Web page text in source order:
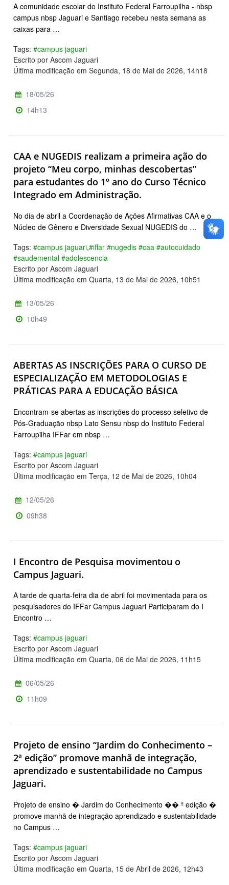
A comunidade escolar do Instituto Federal Farroupilha - nbsp
campus nbsp Jaguari e Santiago recebeu nesta semana as
caixas para …
Tags: #campus jaguari
Escrito por Ascom Jaguari
Última modificação em Segunda, 18 de Mai de 2026, 14h18
18/05/26
14h13
CAA e NUGEDIS realizam a primeira ação do
projeto “Meu corpo, minhas descobertas”
para estudantes do 1º ano do Curso Técnico
Integrado em Administração.
No dia de abril a Coordenação de Ações Afirmativas CAA e o
Núcleo de Gênero e Diversidade Sexual NUGEDIS do …
Tags: #campus jaguari,#iffar #nugedis #caa #autocuidado
#saudemental #adolescencia
Escrito por Ascom Jaguari
Última modificação em Quarta, 13 de Mai de 2026, 10h51
13/05/26
10h49
ABERTAS AS INSCRIÇÕES PARA O CURSO DE
ESPECIALIZAÇÃO EM METODOLOGIAS E
PRÁTICAS PARA A EDUCAÇÃO BÁSICA
Encontram-se abertas as inscrições do processo seletivo de
Pós-Graduação nbsp Lato Sensu nbsp do Instituto Federal
Farroupilha IFFar em nbsp …
Tags: #campus jaguari
Escrito por Ascom Jaguari
Última modificação em Terça, 12 de Mai de 2026, 10h04
12/05/26
09h38
I Encontro de Pesquisa movimentou o
Campus Jaguari.
A tarde de quarta-feira dia de abril foi movimentada para os
pesquisadores do IFFar Campus Jaguari Participaram do I
Encontro …
Tags: #campus jaguari
Escrito por Ascom Jaguari
Última modificação em Quarta, 06 de Mai de 2026, 11h15
06/05/26
11h09
Projeto de ensino “Jardim do Conhecimento –
2ª edição” promove manhã de integração,
aprendizado e sustentabilidade no Campus
Jaguari.
Projeto de ensino � Jardim do Conhecimento �� ª edição �
promove manhã de integração aprendizado e sustentabilidade
no Campus …
Tags: #campus jaguari
Escrito por Ascom Jaguari
Última modificação em Quarta, 15 de Abril de 2026, 12h43